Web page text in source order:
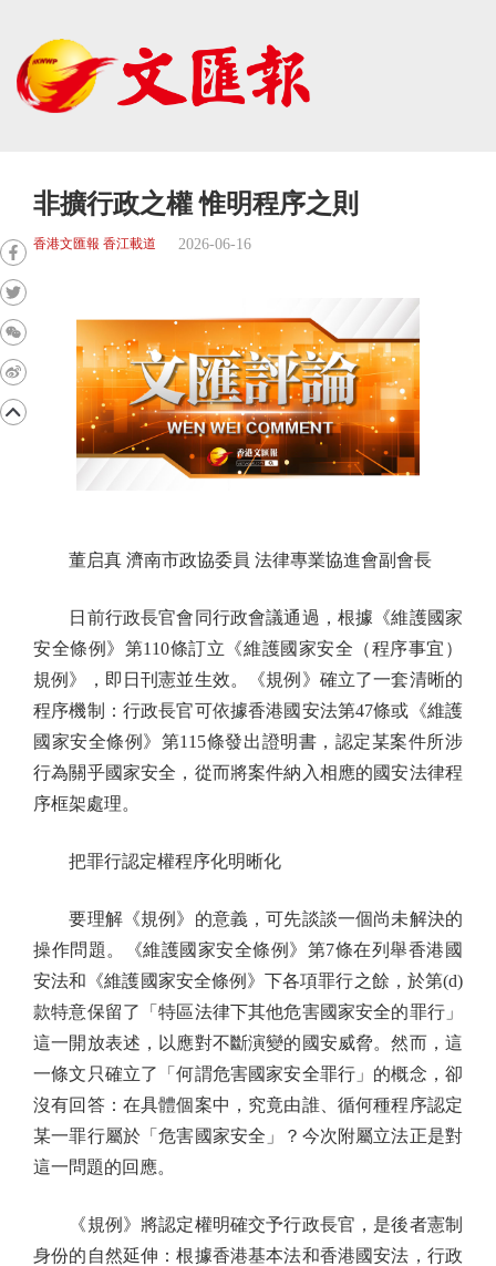
非擴行政之權 惟明程序之則
香港文匯報 香江載道 2026-06-16
董启真 濟南市政協委員 法律專業協進會副會長
日前行政長官會同行政會議通過，根據《維護國家
安全條例》第110條訂立《維護國家安全（程序事宜）
規例》，即日刊憲並生效。《規例》確立了一套清晰的
程序機制：行政長官可依據香港國安法第47條或《維護
國家安全條例》第115條發出證明書，認定某案件所涉
行為關乎國家安全，從而將案件納入相應的國安法律程
序框架處理。
把罪行認定權程序化明晰化
要理解《規例》的意義，可先談談一個尚未解決的
操作問題。《維護國家安全條例》第7條在列舉香港國
安法和《維護國家安全條例》下各項罪行之餘，於第(d)
款特意保留了「特區法律下其他危害國家安全的罪行」
這一開放表述，以應對不斷演變的國安威脅。然而，這
一條文只確立了「何謂危害國家安全罪行」的概念，卻
沒有回答：在具體個案中，究竟由誰、循何種程序認定
某一罪行屬於「危害國家安全」？今次附屬立法正是對
這一問題的回應。
《規例》將認定權明確交予行政長官，是後者憲制
身份的自然延伸：根據香港基本法和香港國安法，行政